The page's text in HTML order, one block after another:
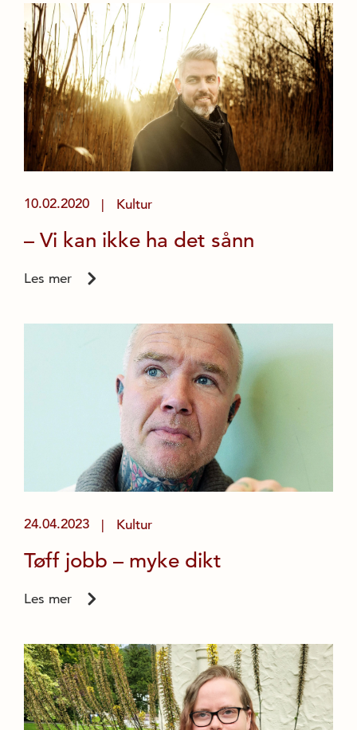
10.02.2020 | Kultur
– Vi kan ikke ha det sånn
Les mer
24.04.2023 | Kultur
Tøff jobb – myke dikt
Les mer